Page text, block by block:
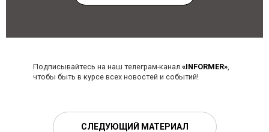
Подписывайтесь на наш телеграм-канал «INFORMER»,
чтобы быть в курсе всех новостей и событий!
СЛЕДУЮЩИЙ МАТЕРИАЛ